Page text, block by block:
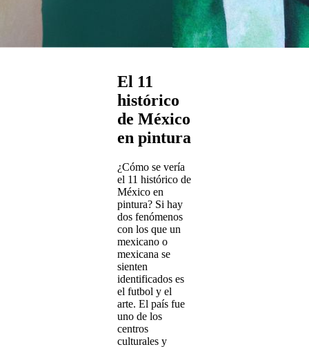
El 11
histórico
de México
en pintura
¿Cómo se vería
el 11 histórico de
México en
pintura? Si hay
dos fenómenos
con los que un
mexicano o
mexicana se
sienten
identificados es
el futbol y el
arte. El país fue
uno de los
centros
culturales y